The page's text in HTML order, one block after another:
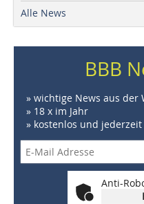
Alle News
BBB
» wichtige News aus
» 18 x im Jahr
» kostenlos und
Anti-